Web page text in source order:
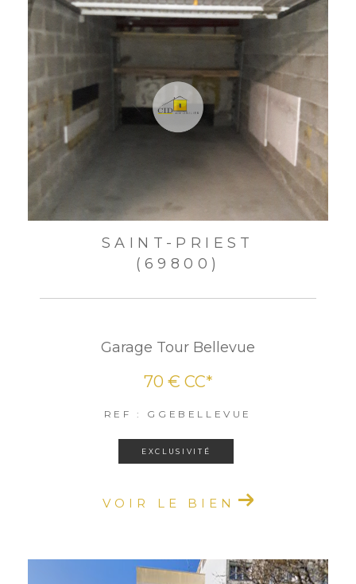
SAINT-PRIEST
(69800)
Garage Tour Bellevue
70 € CC*
REF : GGEBELLEVUE
EXCLUSIVITÉ
VOIR LE BIEN